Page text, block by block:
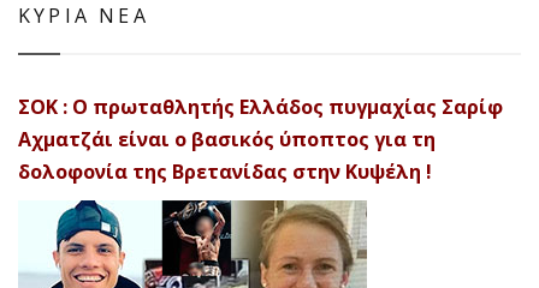
ΚΥΡΙΑ ΝΕΑ
ΣΟΚ : Ο πρωταθλητής Ελλάδος πυγμαχίας Σαρίφ
Αχματζάι είναι ο βασικός ύποπτος για τη
δολοφονία της Βρετανίδας στην Κυψέλη !